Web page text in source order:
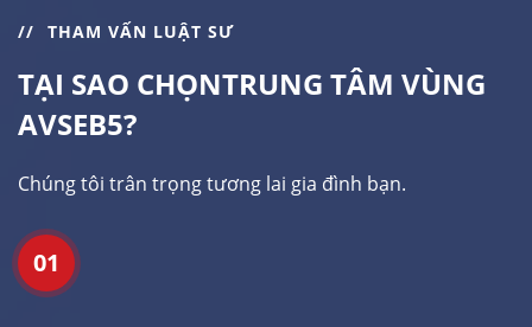
THAM VẤN LUẬT SƯ
TẠI SAO CHỌNTRUNG TÂM VÙNG
AVSEB5?
Chúng tôi trân trọng tương lai gia đình bạn.
01